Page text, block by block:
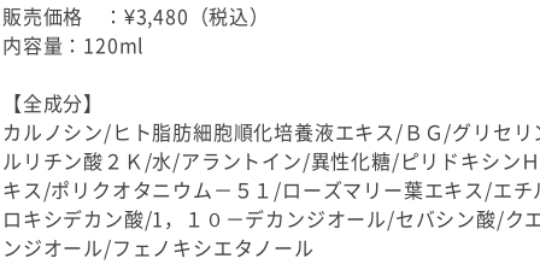
販売価格 ：¥3,480（税込）
内容量：120ml
【全成分】
カルノシン/ヒト脂肪細胞順化培養液エキス/ＢＧ/グリセ
ルリチン酸２Ｋ/水​/アラントイン/異性化糖/ピリドキシン
キス/ポリクオタニウム－５１/ローズマリー葉エキス/エ
ロキシデカン酸/1，１０－デカンジオール/セバシン酸/ク
ンジオール/フェノキシエタノール​